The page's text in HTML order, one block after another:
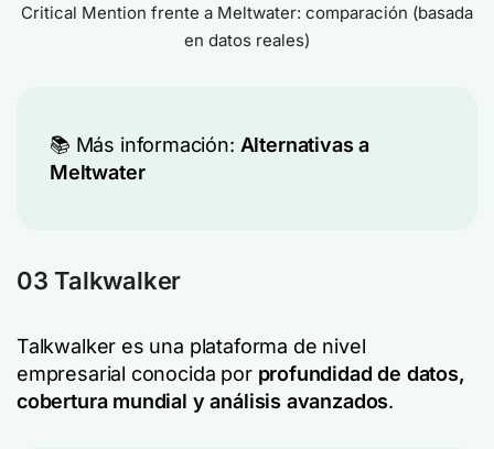
Critical Mention frente a Meltwater: comparación (basada
en datos reales)
📚 Más información: Alternativas a
Meltwater
03 Talkwalker
Talkwalker es una plataforma de nivel
empresarial conocida por profundidad de datos,
cobertura mundial y análisis avanzados.